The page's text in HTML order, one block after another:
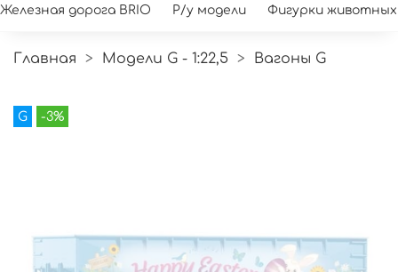
Железная дорога BRIO Р/у модели Фигурки животных
Главная Модели G - 1:22,5 Вагоны G
G -3%